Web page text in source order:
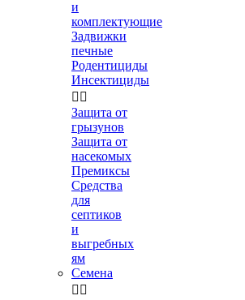
и
комплектующие
Задвижки
печные
Родентициды
Инсектициды
 
Защита от
грызунов
Защита от
насекомых
Премиксы
Средства
для
септиков
и
выгребных
ям
Семена
 